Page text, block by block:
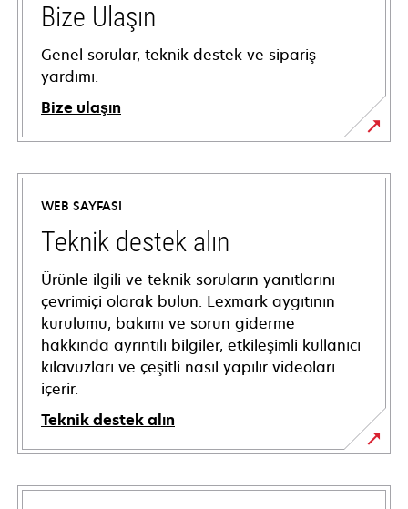
Bize Ulaşın
Genel sorular, teknik destek ve sipariş
yardımı.
Bize ulaşın
WEB SAYFASI
Teknik destek alın
Ürünle ilgili ve teknik soruların yanıtlarını
çevrimiçi olarak bulun. Lexmark aygıtının
kurulumu, bakımı ve sorun giderme
hakkında ayrıntılı bilgiler, etkileşimli kullanıcı
kılavuzları ve çeşitli nasıl yapılır videoları
içerir.
Teknik destek alın
opens
in